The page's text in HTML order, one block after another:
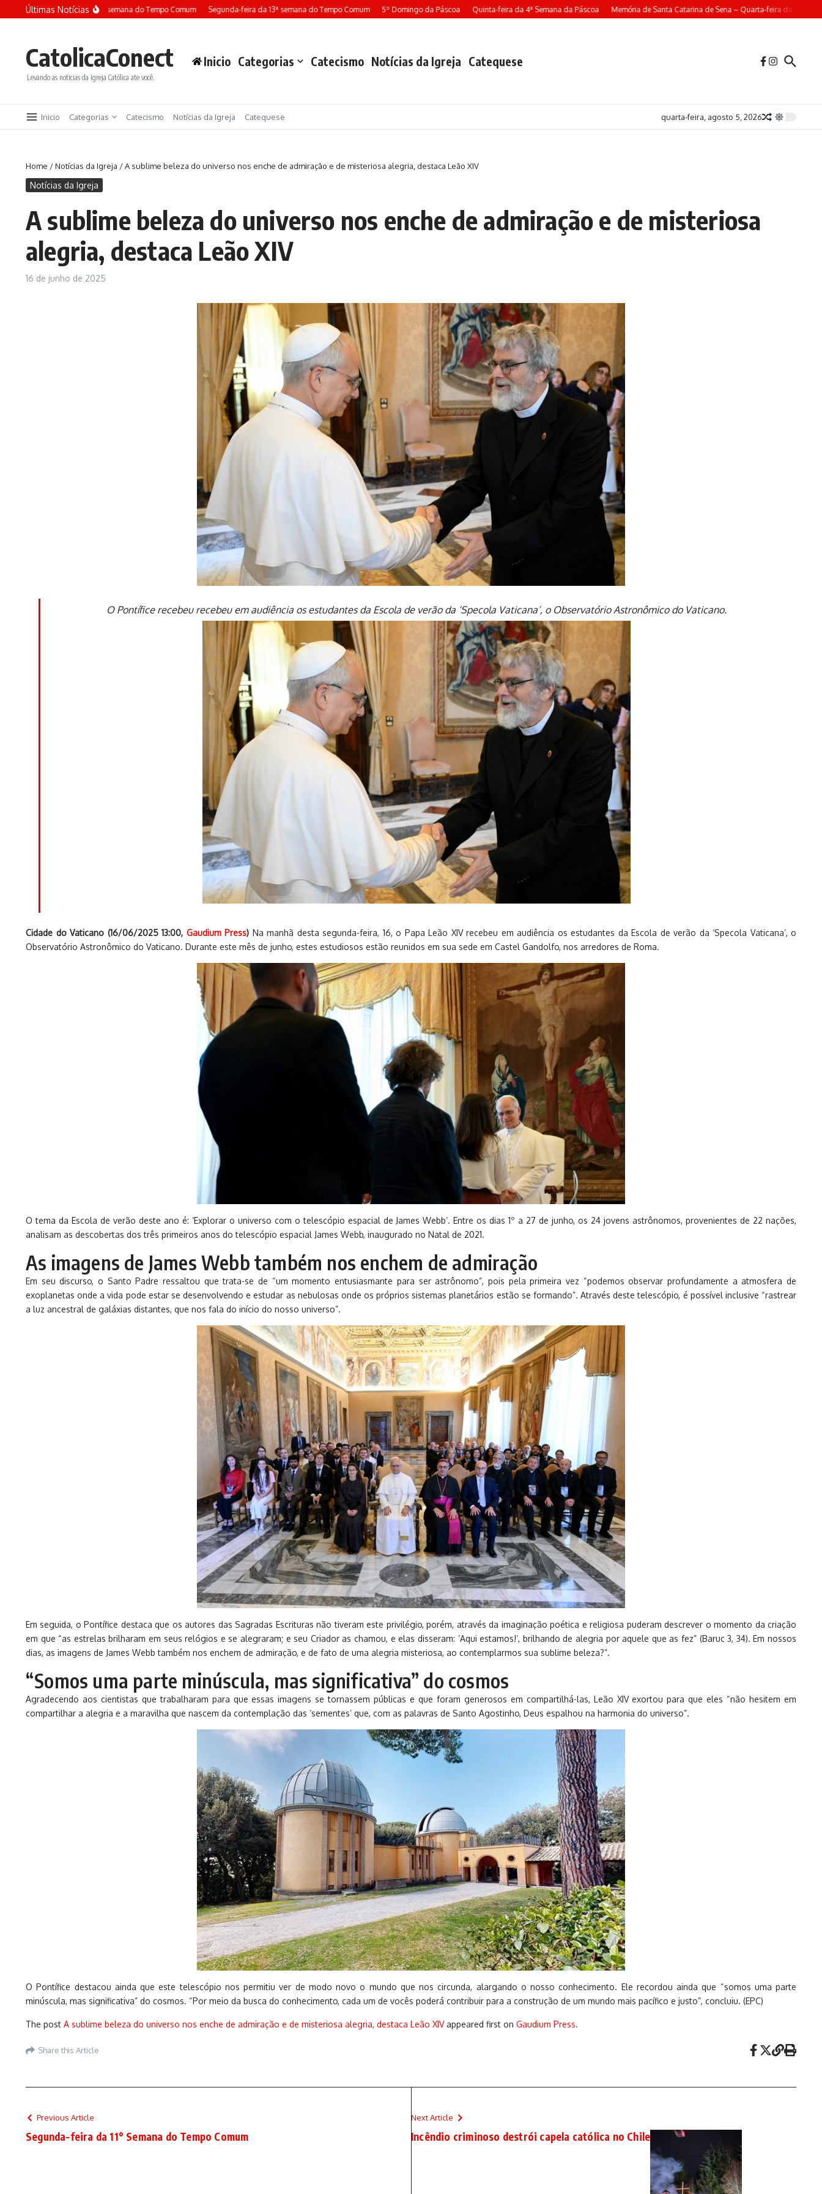
Ir para o conteúdo
Últimas Notícias
Terça-feira da 13ª semana do Tempo Comum Segunda-feira da 13ª semana do Tempo Comum 5º Domingo da Páscoa Quinta-feira da 4ª Semana da Páscoa Memória de Santa Catarina de Sena – Quarta-feira da 4ª Semana da
CatolicaConect
Levando as noticias da Igreja Católica ate você.
Inicio Categorias Catecismo Notícias da Igreja Catequese
Inicio Categorias Catecismo Notícias da Igreja Catequese quarta-feira, agosto 5, 2026
Home /Notícias da Igreja /A sublime beleza do universo nos enche de admiração e de misteriosa alegria, destaca Leão XIV
Notícias da Igreja
A sublime beleza do universo nos enche de admiração e de misteriosa
alegria, destaca Leão XIV
16 de junho de 2025
O Pontífice recebeu recebeu em audiência os estudantes da Escola de verão da ‘Specola Vaticana’, o Observatório Astronômico do Vaticano.
Cidade do Vaticano (16/06/2025 13:00, Gaudium Press) Na manhã desta segunda-feira, 16, o Papa Leão XIV recebeu em audiência os estudantes da Escola de verão da ‘Specola Vaticana’, o
Observatório Astronômico do Vaticano. Durante este mês de junho, estes estudiosos estão reunidos em sua sede em Castel Gandolfo, nos arredores de Roma.
O tema da Escola de verão deste ano é: ‘Explorar o universo com o telescópio espacial de James Webb’. Entre os dias 1º a 27 de junho, os 24 jovens astrônomos, provenientes de 22 nações,
analisam as descobertas dos três primeiros anos do telescópio espacial James Webb, inaugurado no Natal de 2021.
As imagens de James Webb também nos enchem de admiração
Em seu discurso, o Santo Padre ressaltou que trata-se de “um momento entusiasmante para ser astrônomo”, pois pela primeira vez “podemos observar profundamente a atmosfera de
exoplanetas onde a vida pode estar se desenvolvendo e estudar as nebulosas onde os próprios sistemas planetários estão se formando”. Através deste telescópio, é possível inclusive “rastrear
a luz ancestral de galáxias distantes, que nos fala do início do nosso universo”.
Em seguida, o Pontífice destaca que os autores das Sagradas Escrituras não tiveram este privilégio, porém, através da imaginação poética e religiosa puderam descrever o momento da criação
em que “as estrelas brilharam em seus relógios e se alegraram; e seu Criador as chamou, e elas disseram: ‘Aqui estamos!’, brilhando de alegria por aquele que as fez” (Baruc 3, 34). Em nossos
dias, as imagens de James Webb também nos enchem de admiração, e de fato de uma alegria misteriosa, ao contemplarmos sua sublime beleza?”.
“Somos uma parte minúscula, mas significativa” do cosmos
Agradecendo aos cientistas que trabalharam para que essas imagens se tornassem públicas e que foram generosos em compartilhá-las, Leão XIV exortou para que eles “não hesitem em
compartilhar a alegria e a maravilha que nascem da contemplação das ‘sementes’ que, com as palavras de Santo Agostinho, Deus espalhou na harmonia do universo”.
O Pontífice destacou ainda que este telescópio nos permitiu ver de modo novo o mundo que nos circunda, alargando o nosso conhecimento. Ele recordou ainda que “somos uma parte
minúscula, mas significativa” do cosmos. “Por meio da busca do conhecimento, cada um de vocês poderá contribuir para a construção de um mundo mais pacífico e justo”, concluiu. (EPC)
The post A sublime beleza do universo nos enche de admiração e de misteriosa alegria, destaca Leão XIVappeared first on Gaudium Press.
Share this Article
Previous Article
Segunda-feira da 11° Semana do Tempo Comum
Next Article
Incêndio criminoso destrói capela católica no Chile